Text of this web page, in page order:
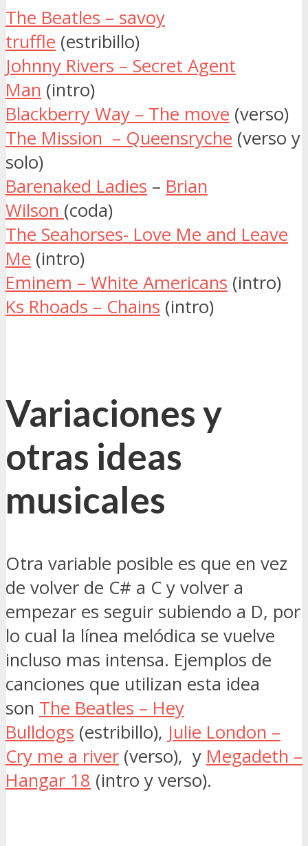
The Beatles – savoy
truffle (estribillo)
Johnny Rivers – Secret Agent
Man (intro)
Blackberry Way – The move (verso)
The Mission – Queensryche (verso y
solo)
Barenaked Ladies – Brian
Wilson (coda)
The Seahorses- Love Me and Leave
Me (intro)
Eminem – White Americans (intro)
Ks Rhoads – Chains (intro)
Variaciones y
otras ideas
musicales
Otra variable posible es que en vez
de volver de C# a C y volver a
empezar es seguir subiendo a D, por
lo cual la línea melódica se vuelve
incluso mas intensa. Ejemplos de
canciones que utilizan esta idea
son The Beatles – Hey
Bulldogs (estribillo), Julie London –
Cry me a river (verso), y Megadeth –
Hangar 18 (intro y verso).